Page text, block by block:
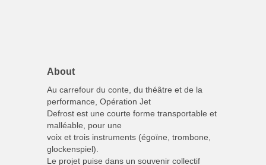
About
Au carrefour du conte, du théâtre et de la
performance, Opération Jet
Defrost est une courte forme transportable et
malléable, pour une
voix et trois instruments (égoïne, trombone,
glockenspiel).
Le projet puise dans un souvenir collectif